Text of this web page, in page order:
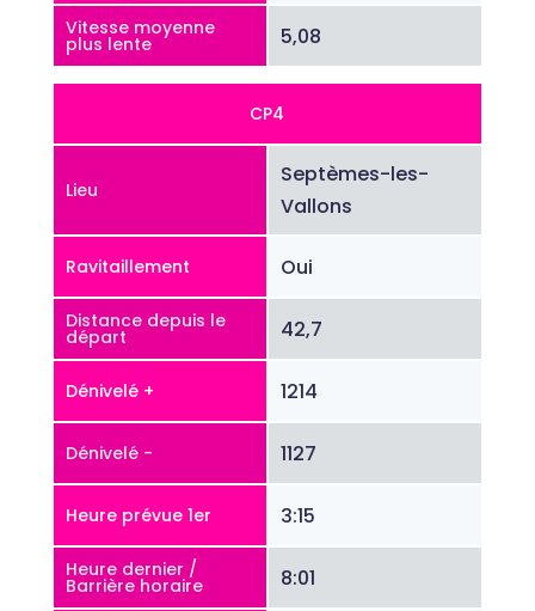
Vitesse moyenne
plus lente 5,08
CP4
Lieu
Septèmes-les-
Vallons
Ravitaillement Oui
Distance depuis le
départ 42,7
Dénivelé + 1214
Dénivelé - 1127
Heure prévue 1er 3:15
Heure dernier /
Barrière horaire 8:01